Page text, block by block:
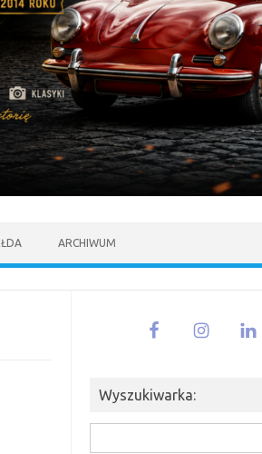
ARCHIWUM
Wyszukiwarka: